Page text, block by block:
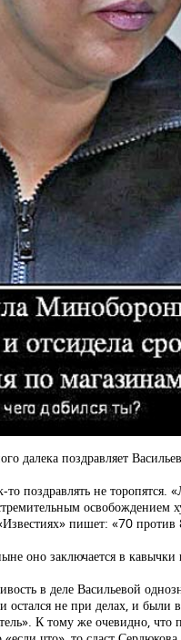
далека поздравляет
поздравлять не
пишет: «70
оно заключается в
в деле Васильевой
остался не при делах, и
К тому же очевидно,